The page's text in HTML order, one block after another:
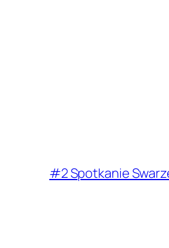
#2 Spotkanie